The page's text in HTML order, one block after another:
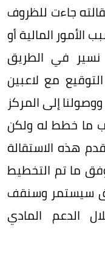
جاءت للظروف
الأمور المالية أو
نسير في الطريق
مع لاعبين
إلى المركز
ما خطط له ولكن
هذه الاستقالة
وفق ما تم التخطيط
سيستمر وسنقف
الدعم المادي